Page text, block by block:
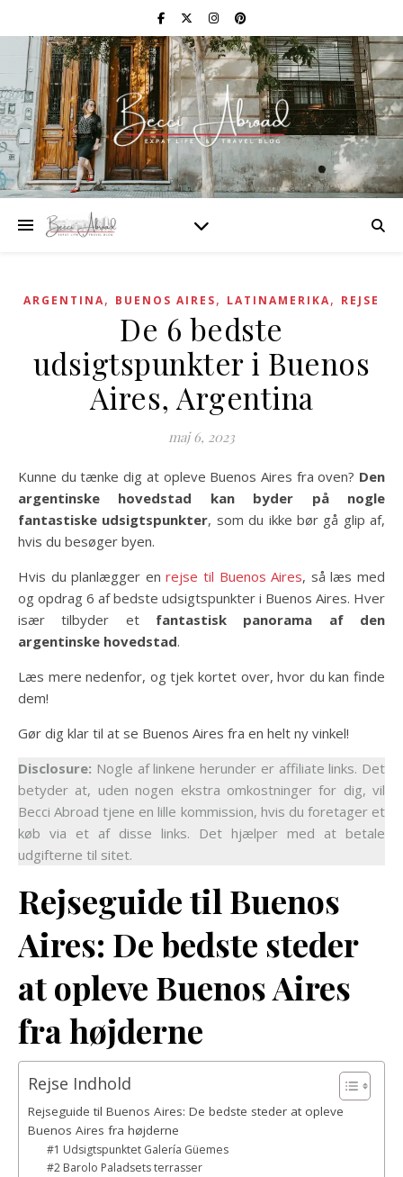
ARGENTINA, BUENOS AIRES, LATINAMERIKA, REJSE
De 6 bedste
udsigtspunkter i Buenos
Aires, Argentina
maj 6, 2023
Kunne du tænke dig at opleve Buenos Aires fra oven? Den
argentinske hovedstad kan byder på nogle
fantastiske udsigtspunkter, som du ikke bør gå glip af,
hvis du besøger byen.
Hvis du planlægger enrejse til Buenos Aires, så læs med
og opdrag 6 af bedste udsigtspunkter i Buenos Aires. Hver
især tilbyder et fantastisk panorama af den
argentinske hovedstad.
Læs mere nedenfor, og tjek kortet over, hvor du kan finde
dem!
Gør dig klar til at se Buenos Aires fra en helt ny vinkel!
Disclosure: Nogle af linkene herunder er affiliate links. Det
betyder at, uden nogen ekstra omkostninger for dig, vil
Becci Abroad tjene en lille kommission, hvis du foretager et
køb via et af disse links. Det hjælper med at betale
udgifterne til sitet.
Rejseguide til Buenos
Aires: De bedste steder
at opleve Buenos Aires
fra højderne
Rejse Indhold
Rejseguide til Buenos Aires: De bedste steder at opleve
Buenos Aires fra højderne
#1 Udsigtspunktet Galería Güemes
#2 Barolo Paladsets terrasser